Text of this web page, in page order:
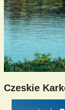
Czeskie